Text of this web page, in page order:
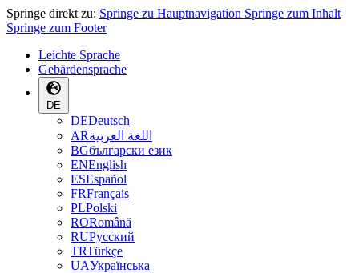
Springe direkt zu: Springe zu Hauptnavigation Springe zum Inhalt
Springe zum Footer
Leichte Sprache
Gebärdensprache
DE
DEDeutsch
ARاللغة العربية
BGбългарски език
ENEnglish
ESEspañol
FRFrançais
PLPolski
RORomână
RUРусский
TRTürkçe
UAУкраїнська